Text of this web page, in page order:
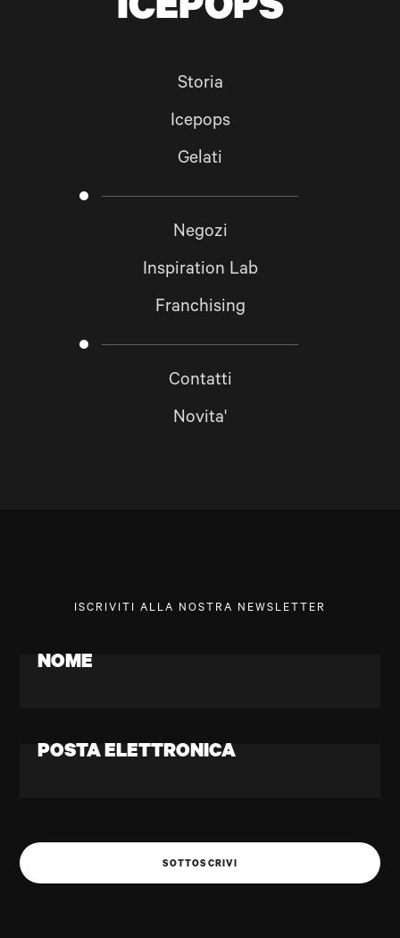
Storia
Icepops
Gelati
Negozi
Inspiration Lab
Franchising
Contatti
Novita'
ICEPOPS
ISCRIVITI ALLA NOSTRA NEWSLETTER
NOME
POSTA ELETTRONICA
SOTTOSCRIVI